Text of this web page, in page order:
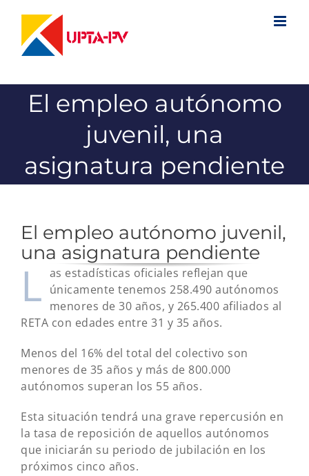
contenido
El empleo autónomo
juvenil, una
asignatura pendiente
El empleo autónomo juvenil,
una asignatura pendiente
L as estadísticas oficiales reflejan que
únicamente tenemos 258.490 autónomos
menores de 30 años, y 265.400 afiliados al
RETA con edades entre 31 y 35 años.
Menos del 16% del total del colectivo son
menores de 35 años y más de 800.000
autónomos superan los 55 años.
Esta situación tendrá una grave repercusión en
la tasa de reposición de aquellos autónomos
que iniciarán su periodo de jubilación en los
próximos cinco años.